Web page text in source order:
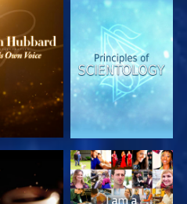
SÉRIES
DÉCOUVRIR
LES SÉRIES
REGARDER